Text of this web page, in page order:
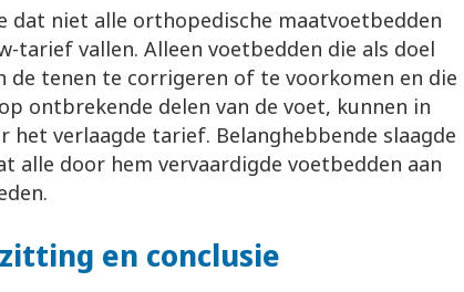
dat niet alle orthopedische maatvoetbedden
tarief vallen. Alleen voetbedden die als doel
de tenen te corrigeren of te voorkomen en die
ontbrekende delen van de voet, kunnen in
het verlaagde tarief. Belanghebbende slaagde
alle door hem vervaardigde voetbedden aan
en conclusie